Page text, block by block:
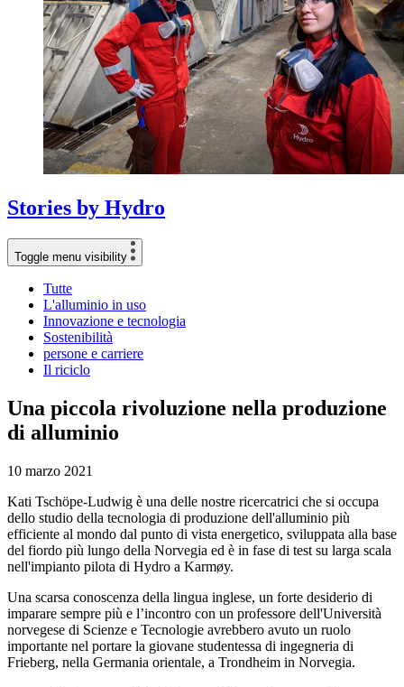
Stories by Hydro
Toggle menu visibility
Tutte
L'alluminio in uso
Innovazione e tecnologia
Sostenibilità
persone e carriere
Il riciclo
Una piccola rivoluzione nella produzione
di alluminio
10 marzo 2021
Kati Tschöpe-Ludwig è una delle nostre ricercatrici che si occupa
dello studio della tecnologia di produzione dell'alluminio più
efficiente al mondo dal punto di vista energetico, sviluppata alla base
del fiordo più lungo della Norvegia ed è in fase di test su larga scala
nell'impianto pilota di Hydro a Karmøy.
Una scarsa conoscenza della lingua inglese, un forte desiderio di
imparare sempre più e l’incontro con un professore dell'Università
norvegese di Scienze e Tecnologie avrebbero avuto un ruolo
importante nel portare la giovane studentessa di ingegneria di
Frieberg, nella Germania orientale, a Trondheim in Norvegia.